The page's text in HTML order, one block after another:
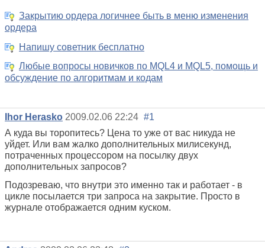
Закрытию ордера логичнее быть в меню изменения
ордера
Напишу советник бесплатно
Любые вопросы новичков по MQL4 и MQL5, помощь и
обсуждение по алгоритмам и кодам
Ihor Herasko 2009.02.06 22:24 #1
А куда вы торопитесь? Цена то уже от вас никуда не
уйдет. Или вам жалко дополнительных милисекунд,
потраченных процессором на посылку двух
дополнительных запросов?
Подозреваю, что внутри это именно так и работает - в
цикле посылается три запроса на закрытие. Просто в
журнале отображается одним куском.